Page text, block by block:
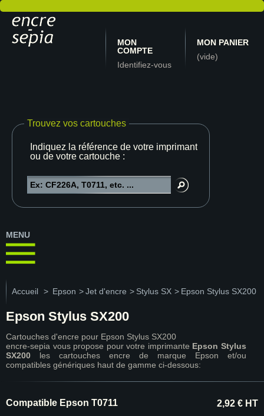
MON
COMPTE
Identifiez-vous
MON PANIER
(vide)
Trouvez vos cartouches
Indiquez la référence de votre imprimante
ou de votre cartouche :
MENU
Accueil > Epson >Jet d'encre > Stylus SX > Epson Stylus SX200
Epson Stylus SX200
Cartouches d'encre pour Epson Stylus SX200
encre-sepia vous propose pour votre imprimante Epson Stylus
SX200 les cartouches encre de marque Epson et/ou
compatibles génériques haut de gamme ci-dessous:
Compatible Epson T0711 2,92 € HT